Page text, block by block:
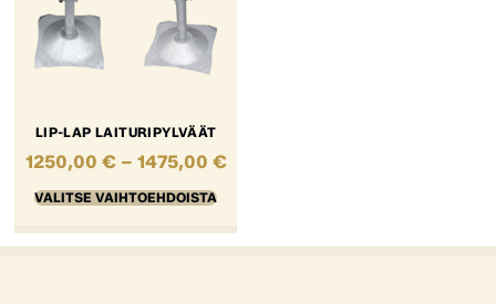
LIP-LAP LAITURIPYLVÄÄT
1250,00 € – 1475,00 €
VALITSE VAIHTOEHDOISTA